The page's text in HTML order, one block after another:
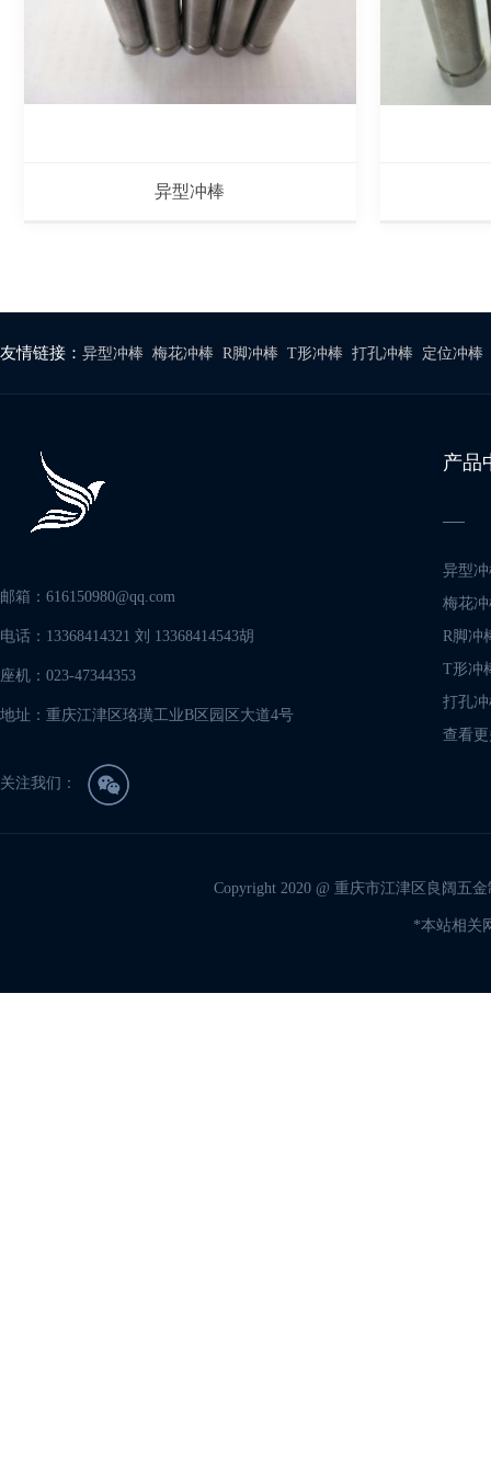
异型冲棒
友情链接： 异型冲棒 梅花冲棒 R脚冲棒 T形冲棒 打孔冲棒 定位冲棒
邮箱：616150980@qq.com
电话：13368414321 刘 13368414543胡
座机：023-47344353
地址：重庆江津区珞璜工业B区园区大道4号
关注我们：
产品
异型
梅花
R脚冲
T形冲
打孔
查看
Copyright 2020 @ 重庆市江津区良阔五
*本站相关